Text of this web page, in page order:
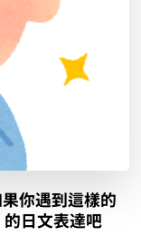
你遇到這樣的
日文表達吧